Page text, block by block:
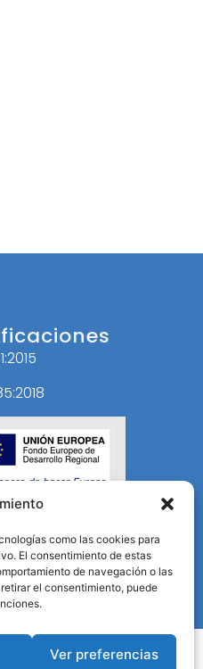
como las cookies para
El consentimiento de estas
de navegación o las
el consentimiento, puede
Ver preferencias